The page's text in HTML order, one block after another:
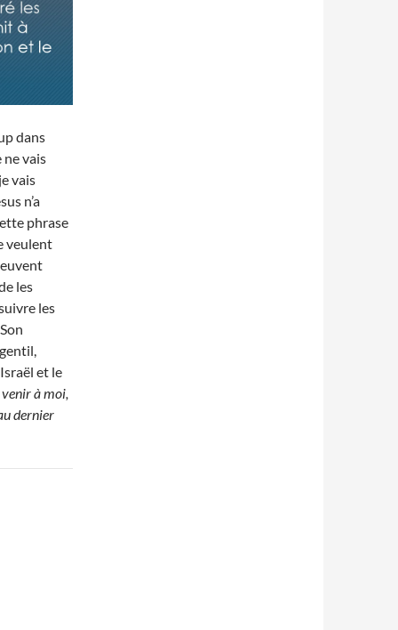
dans
ne vais
vais
n’a
phrase
veulent
les
les
et le
à moi,
dernier